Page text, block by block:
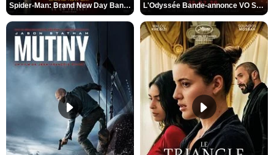
Spider-Man: Brand New Day Bande-annonce VO STFR L'Odyssée Bande-annonce VO STFR